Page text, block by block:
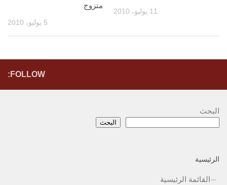
متزوج
5 يوليو، 2010
11 يوليو، 2010
FOLLOW:
البحث
البحث
الرئيسية
القائمة الرئيسية